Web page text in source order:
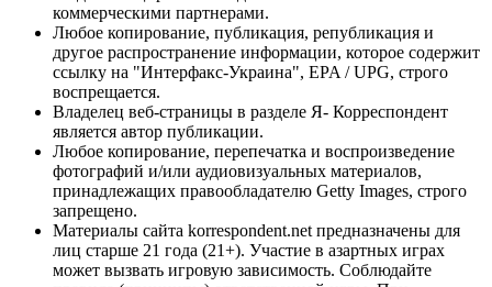
коммерческими партнерами.
Любое копирование, публикация, републикация и
другое распространение информации, которое содержит
ссылку на "Интерфакс-Украина", EPA / UPG, строго
воспрещается.
Владелец веб-страницы в разделе Я- Корреспондент
является автор публикации.
Любое копирование, перепечатка и воспроизведение
фотографий и/или аудиовизуальных материалов,
принадлежащих правообладателю Getty Images, строго
запрещено.
Материалы сайта korrespondent.net предназначены для
лиц старше 21 года (21+). Участие в азартных играх
может вызвать игровую зависимость. Соблюдайте